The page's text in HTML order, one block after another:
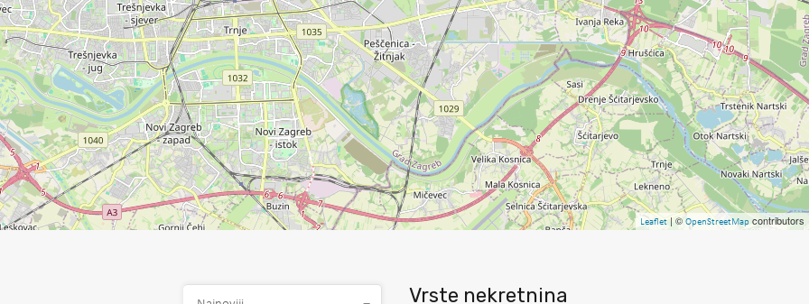
Leaflet| © OpenStreetMap contributors
Vrste nekretnina